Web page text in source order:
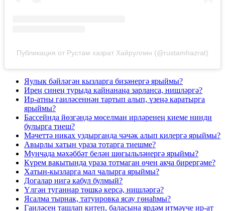
Публикация от Рустам хазрат Хайруллин (@rustamhazrat)
Яулык бәйләгән кызларга бизәнергә ярыймы?
Ирең синең турыда кайнанаңа зарланса, нишләргә?
Ир-атны гаиләсеннән тартып алып, үзеңә каратырга
ярыймы?
Бассейнда йөзгәндә мөселман ирләренең киеме нинди
булырга тиеш?
Мәчеттә никах уздырганда чәчәк алып килергә ярыймы?
Авырлы хатын ураза тотарга тиешме?
Мунчада мәхәббәт белән шөгыльләнергә ярыймы?
Күрем вакытында ураза тотмаган өчен акча бирергәме?
Хатын-кызларга мал чалырга ярыймы?
Догалар нигә кабул булмый?
Үлгән туганнар төшкә керсә, нишләргә?
Ясалма тырнак, татуировка ясау гөнаһмы?
Гаиләсен ташлап китеп, баласына ярдәм итмәүче ир-ат